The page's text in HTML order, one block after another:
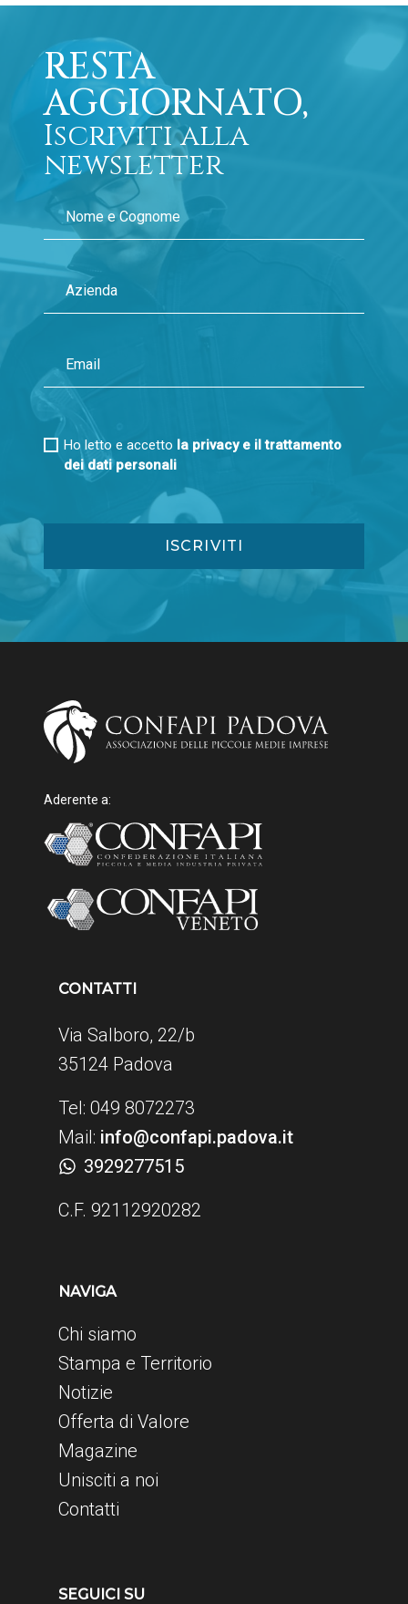
RESTA
AGGIORNATO,
Iscriviti alla
newsletter
Ho letto e accetto la privacy e il trattamento
dei dati personali
Aderente a:
CONTATTI
Via Salboro, 22/b
35124 Padova
Tel: 049 8072273
Mail: info@confapi.padova.it
3929277515
C.F. 92112920282
NAVIGA
Chi siamo
Stampa e Territorio
Notizie
Offerta di Valore
Magazine
Unisciti a noi
Contatti
SEGUICI SU